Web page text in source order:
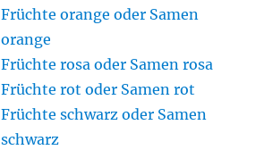
Früchte orange oder Samen
orange
Früchte rosa oder Samen rosa
Früchte rot oder Samen rot
Früchte schwarz oder Samen
schwarz